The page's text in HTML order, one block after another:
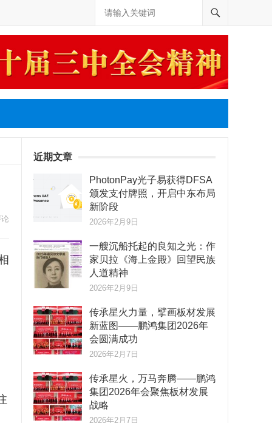
近期文章
PhotonPay光子易获得DFSA
颁发支付牌照，开启中东布局
新阶段
2026年2月9日
一艘沉船托起的良知之光：作
家贝拉《海上金殿》回望民族
人道精神
2026年2月9日
传承星火力量，擘画板材发展
新蓝图——鹏鸿集团2026年
会圆满成功
2026年2月7日
传承星火，万马奔腾——鹏鸿
集团2026年会聚焦板材发展
战略
2026年2月7日